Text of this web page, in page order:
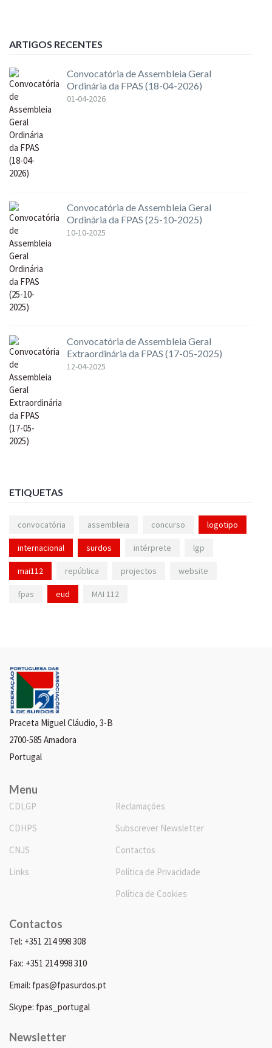
ARTIGOS RECENTES
Convocatória de Assembleia Geral
Ordinária da FPAS (18-04-2026)
01-04-2026
Convocatória de Assembleia Geral
Ordinária da FPAS (25-10-2025)
10-10-2025
Convocatória de Assembleia Geral
Extraordinária da FPAS (17-05-2025)
12-04-2025
ETIQUETAS
convocatória assembleia concurso logotipo
internacional surdos intérprete lgp
mai112 república projectos website
fpas eud MAI 112
Praceta Miguel Cláudio, 3-B
2700-585 Amadora
Portugal
Menu
CDLGP
CDHPS
CNJS
Links
Reclamações
Subscrever Newsletter
Contactos
Política de Privacidade
Política de Cookies
Contactos
Tel: +351 214 998 308
Fax: +351 214 998 310
Email: fpas@fpasurdos.pt
Skype: fpas_portugal
Newsletter